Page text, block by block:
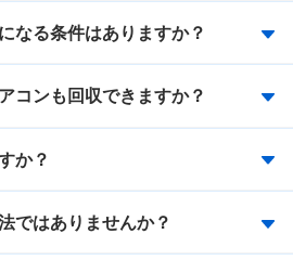
なる条件はありますか？
コンも回収できますか？
か？
ではありませんか？